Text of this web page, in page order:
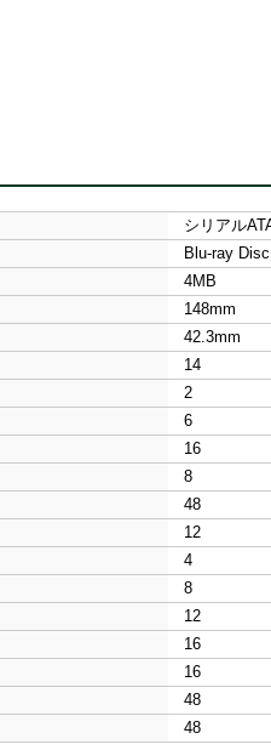
シリアル
Blu-ray
4MB
148mm
42.3mm
14
2
6
16
8
48
12
4
8
12
16
16
48
48